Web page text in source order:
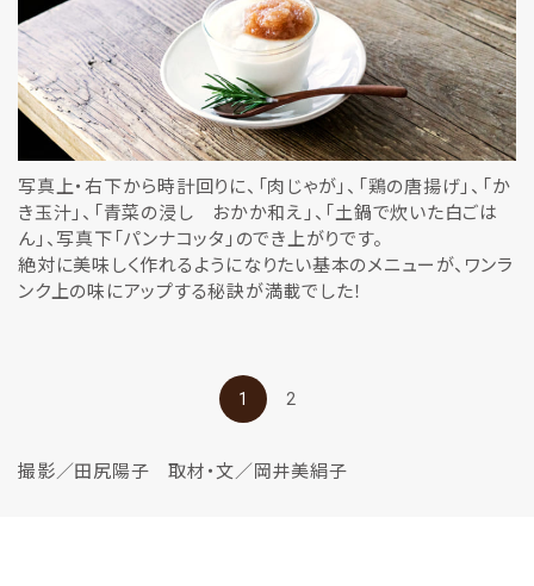
写真上・右下から時計回りに、「肉じゃが」、「鶏の唐揚げ」、「か
き玉汁」、「青菜の浸し おかか和え」、「土鍋で炊いた白ごは
ん」、写真下「パンナコッタ」のでき上がりです。
絶対に美味しく作れるようになりたい基本のメニューが、ワンラ
ンク上の味にアップする秘訣が満載でした！
1 2
撮影／田尻陽子 取材・文／岡井美絹子